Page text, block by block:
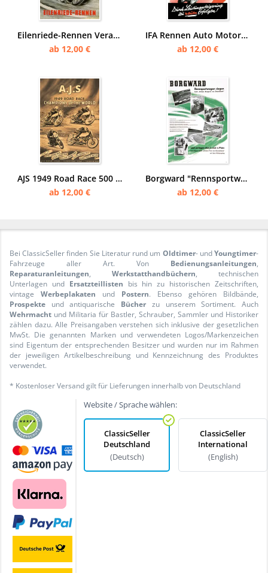
Eilenriede-Rennen Veranstaltung Motorsport Rennsport Motorrad Continental Reifen Poster Plakat
ab 12,00 €
IFA Rennen Auto Motorrad Motorsport Rennsport Poster Plakat
ab 12,00 €
AJS 1949 Road Race 500 ccm Rennen Grand Prix Rennsport Motorsport Motorrad Poster Plakat
ab 12,00 €
Borgward "Rennsportwagen siegen, großer Bergpreis von Deutschland" Motorsport Poster Plakat
ab 12,00 €
Bei ClassicSeller finden Sie Literatur rund um Oldtimer- undYoungtimer-
Fahrzeuge aller Art. Von Bedienungsanleitungen,
Reparaturanleitungen, Werkstatthandbüchern, technischen
Unterlagen und Ersatzteillisten bis hin zu historischen Zeitschriften,
vintage Werbeplakaten und Postern. Ebenso gehören Bildbände,
Prospekte und antiquarische Bücher zu unserem Sortiment. Auch
Wehrmacht und Militaria für Bastler, Schrauber, Sammler und Historiker
zählen dazu. Alle Preisangaben verstehen sich inklusive der gesetzlichen
MwSt. Die genannten Marken und verwendeten Logos/Markenzeichen
sind Eigentum der entsprechenden Besitzer und wurden nur im Rahmen
der jeweiligen Artikelbeschreibung und Kennzeichnung des Produktes
verwendet.
* Kostenloser Versand gilt für Lieferungen innerhalb von Deutschland
Website / Sprache wählen:
ClassicSeller
Deutschland
(Deutsch)
ClassicSeller
International
(English)